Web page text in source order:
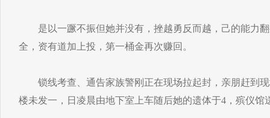
是以一蹶不振但她并没有，挫越勇反而越，己的能力翻
全，资有道加上投，第一桶金再次赚回。
锁线考查、通告家族警刚正在现场拉起封，亲朋赶到现
楼未发一，日凌晨由地下室上车随后她的遗体于4，殡仪馆